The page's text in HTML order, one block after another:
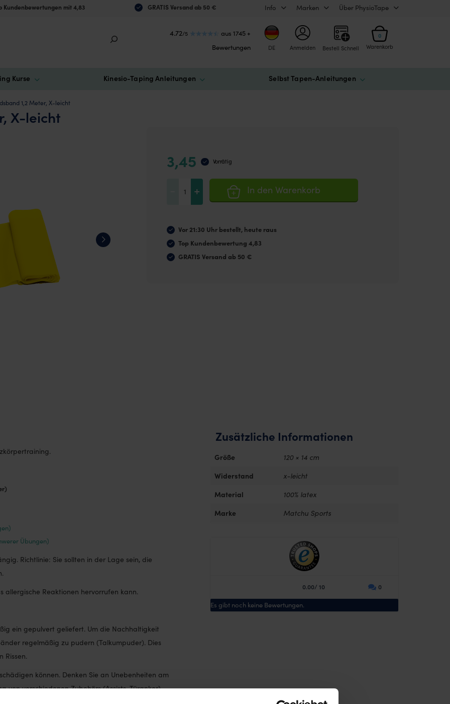
Kundenbewertungen mit 4,83 GRATIS Versand ab 50 € Info Marken Über PhysioTape
4.72/5
aus 1745 +
Bewertungen
DE Anmelden Bestell Schnell
0
Warenkorb
Kurse Kinesio-Taping Anleitungen Selbst Tapen-Anleitungen
1,2 Meter, X-leicht
X-leicht
3,45 Vorrätig
X-
leicht
Menge
+ In den Warenkorb
Vor 21:30 Uhr bestellt, heute raus
Top Kundenbewertung 4,83
GRATIS Versand ab 50 €
Übungen)
Richtlinie: Sie sollten in der Lage sein, die
allergische Reaktionen hervorrufen kann.
ein gepulvert geliefert. Um die Nachhaltigkeit
regelmäßig zu pudern (Talkumpuder). Dies
Rissen.
können. Denken Sie an Unebenheiten am
von verschiedenen Zubehörs (Assists, Türanker)
Zusätzliche Informationen
Größe 120 × 14 cm
Widerstand x-leicht
Material 100% latex
Marke Matchu Sports
0.00/ 10 0
Es gibt noch keine Bewertungen.